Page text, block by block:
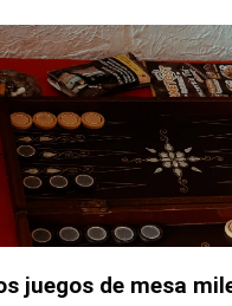
juegos de mesa